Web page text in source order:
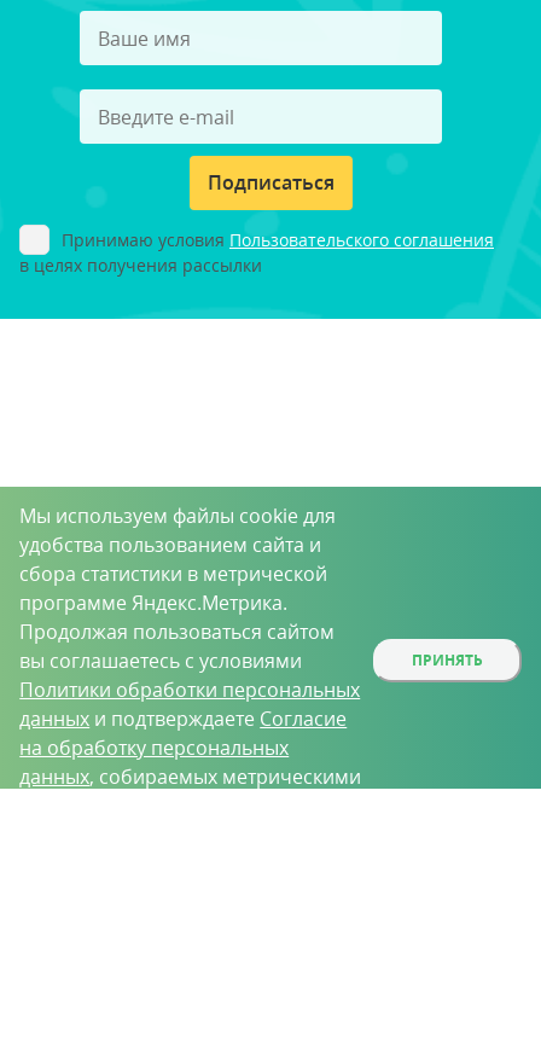
Подписаться
Принимаю условия Пользовательского соглашения
в целях получения рассылки
Мы используем файлы cookie для
удобства пользованием сайта и
сбора статистики в метрической
программе Яндекс.Метрика.
Продолжая пользоваться сайтом
вы соглашаетесь с условиями
Политики обработки персональных
данных и подтверждаете Согласие
на обработку персональных
данных, собираемых метрическими
ПРИНЯТЬ